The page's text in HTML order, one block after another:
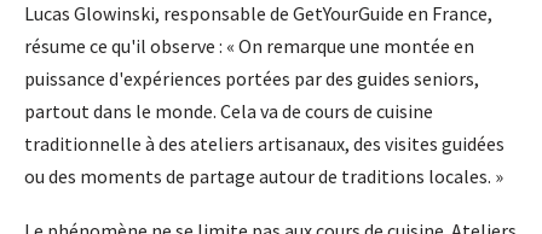
Lucas Glowinski, responsable de GetYourGuide en France,
résume ce qu'il observe : « On remarque une montée en
puissance d'expériences portées par des guides seniors,
partout dans le monde. Cela va de cours de cuisine
traditionnelle à des ateliers artisanaux, des visites guidées
ou des moments de partage autour de traditions locales. »